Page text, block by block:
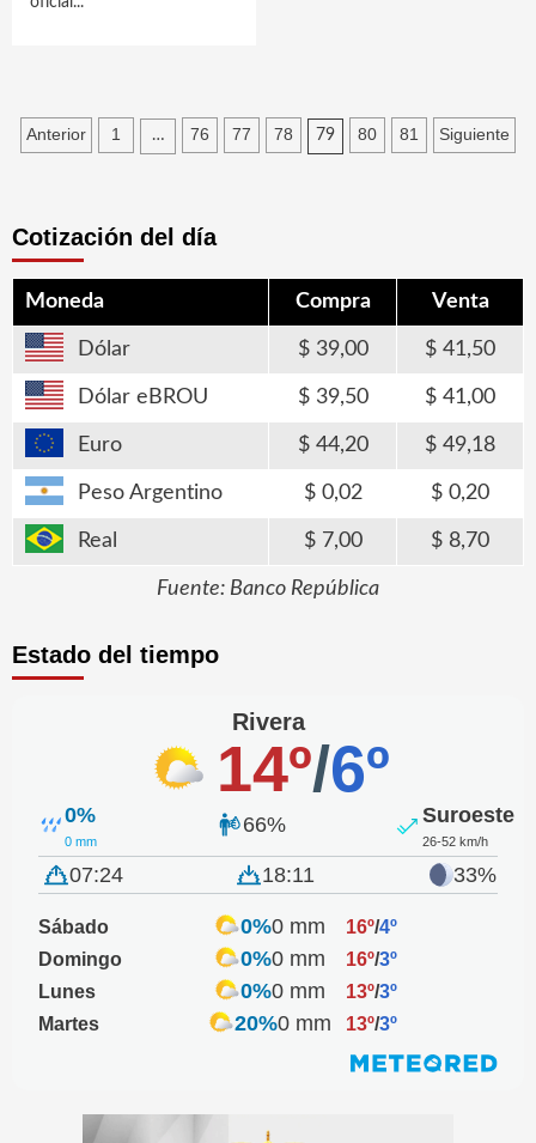
Paginación
Anterior 1 … 76 77 78 79 80 81 Siguiente
Cotización del día
Moneda Compra Venta
Dólar 39,00 41,50
Dólar eBROU 39,50 41,00
Euro 44,20 49,18
Peso Argentino 0,02 0,20
Real 7,00 8,70
Fuente: Banco República
Estado del tiempo
Rivera
14º/6º
0%
0 mm
66% Suroeste
26-52 km/h
07:24 18:11 33%
Sábado 0%0 mm 16º/4º
Domingo
0%0 mm 16º/3º
Lunes
0%0 mm 13º/3º
Martes
20%0 mm 13º/3º